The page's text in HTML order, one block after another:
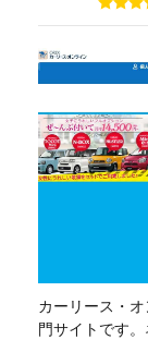
カーリース・
門サイトです